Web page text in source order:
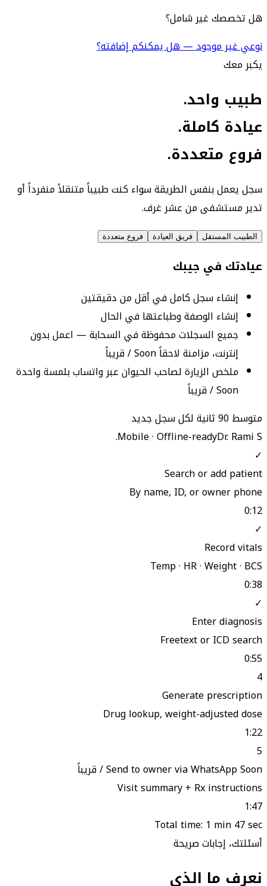
هل تخصصك غير شامل؟
نوعي غير موجود — هل يمكنكم إضافته؟
يكبر معك
طبيب واحد.
عيادة كاملة.
فروع متعددة.
سجل يعمل بنفس الطريقة سواء كنت طبيباً متنقلاً منفرداً أو
تدير مستشفى من عشر غرف.
الطبيب المستقل فريق العيادة فروع متعددة
عيادتك في جيبك
إنشاء سجل كامل في أقل من دقيقتين
إنشاء الوصفة وطباعتها في الحال
جميع السجلات محفوظة في السحابة — اعمل بدون
إنترنت، مزامنة لاحقاً
ملخص الزيارة لصاحب الحيوان عبر واتساب بلمسة واحدة
Soon / قريباً
متوسط 90 ثانية لكل سجل جديد
Mobile · Offline-readyDr. Rami S.
✓
Search or add patient
By name, ID, or owner phone
0:12
✓
Record vitals
Temp · HR · Weight · BCS
0:38
✓
Enter diagnosis
Freetext or ICD search
0:55
4
Generate prescription
Drug lookup, weight-adjusted dose
1:22
5
Send to owner via WhatsAppSoon / قريباً
Visit summary + Rx instructions
1:47
Total time: 1 min 47 sec
أسئلتك، إجابات صريحة
نعرف ما الذي